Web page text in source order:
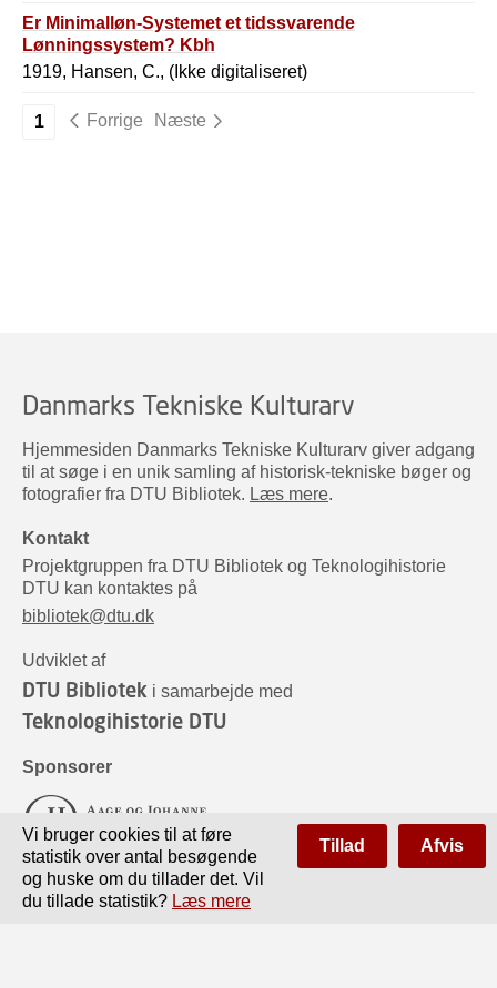
Er Minimalløn-Systemet et tidssvarende
Lønningssystem? Kbh
1919, Hansen, C., (Ikke digitaliseret)
1 Forrige Næste
Danmarks Tekniske Kulturarv
Hjemmesiden Danmarks Tekniske Kulturarv giver adgang
til at søge i en unik samling af historisk-tekniske bøger og
fotografier fra DTU Bibliotek. Læs mere.
Kontakt
Projektgruppen fra DTU Bibliotek og Teknologihistorie
DTU kan kontaktes på
bibliotek@dtu.dk
Udviklet af
DTU Bibliotek i samarbejde med
Teknologihistorie DTU
Sponsorer
Vi bruger cookies til at føre
statistik over antal besøgende
og huske om du tillader det. Vil
du tillade statistik? Læs mere
Tillad Afvis